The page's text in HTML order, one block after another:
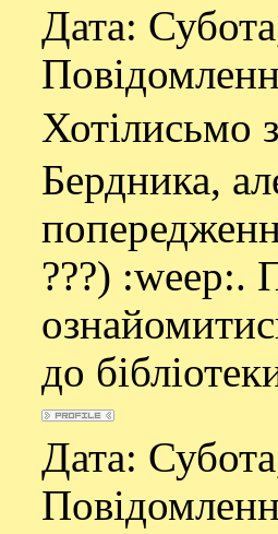
Дата:
Хотілисьмо
Бердника,
???) :weep:.
до
Дата: